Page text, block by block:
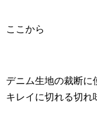
ここから
デニム生地の裁断に
キレイに切れる切れ